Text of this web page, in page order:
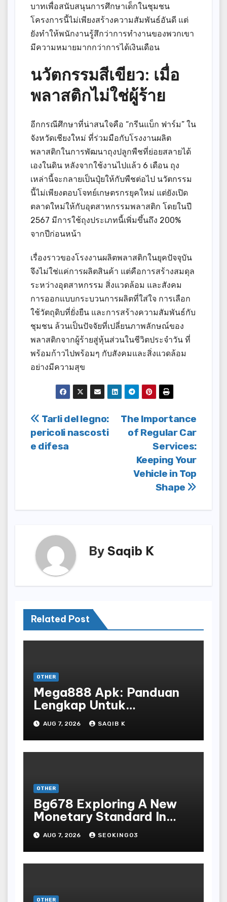
บาทเพื่อสนับสนุนการศึกษาเด็กในชุมชน
โครงการนี้ไม่เพียงสร้างความสัมพันธ์อันดี แต่
ยังทำให้พนักงานรู้สึกว่าการทำงานของพวกเขา
มีความหมายมากกว่าการได้เงินเดือน
นวัตกรรมสีเขียว: เมื่อ
พลาสติกไม่ใช่ผู้ร้าย
อีกกรณีศึกษาที่น่าสนใจคือ “กรีนแบ็ก ฟาร์ม” ใน
จังหวัดเชียงใหม่ ที่ร่วมมือกับโรงงานผลิต
พลาสติกในการพัฒนาถุงปลูกพืชที่ย่อยสลายได้
เองในดิน หลังจากใช้งานไปแล้ว 6 เดือน ถุง
เหล่านี้จะกลายเป็นปุ๋ยให้กับพืชต่อไป นวัตกรรม
นี้ไม่เพียงตอบโจทย์เกษตรกรยุคใหม่ แต่ยังเปิด
ตลาดใหม่ให้กับอุตสาหกรรมพลาสติก โดยในปี
2567 มีการใช้ถุงประเภทนี้เพิ่มขึ้นถึง 200%
จากปีก่อนหน้า
เรื่องราวของโรงงานผลิตพลาสติกในยุคปัจจุบัน
จึงไม่ใช่แค่การผลิตสินค้า แต่คือการสร้างสมดุล
ระหว่างอุตสาหกรรม สิ่งแวดล้อม และสังคม
การออกแบบกระบวนการผลิตที่ใส่ใจ การเลือก
ใช้วัตถุดิบที่ยั่งยืน และการสร้างความสัมพันธ์กับ
ชุมชน ล้วนเป็นปัจจัยที่เปลี่ยนภาพลักษณ์ของ
พลาสติกจากผู้ร้ายสู่หุ้นส่วนในชีวิตประจำวัน ที่
พร้อมก้าวไปพร้อมๆ กับสังคมและสิ่งแวดล้อม
อย่างมีความสุข
Post
navigation
The Importance
of Regular Car
Services:
Keeping Your
Vehicle in Top
Shape
Tarli del legno:
pericoli nascosti
e difesa
By Saqib K
Related Post
OTHER
Mega888 Apk: Panduan
Lengkap Untuk
Mengunduh, Instalasi, Dan
Bermain Slot Online
Terpopuler
AUG 7, 2026 SAQIB K
OTHER
Bg678 Exploring A New
Monetary Standard In
Bodoni Online
Entertainment
AUG 7, 2026 SEOKING03
OTHER